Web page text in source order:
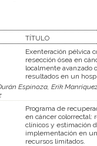
TÍTULO
Exenteración pélvica
resección ósea en
localmente avanzado
resultados en un
Espinoza, Erik
Programa de
en cáncer colorrectal:
clínicos y estimación
implementación en
recursos limitados.